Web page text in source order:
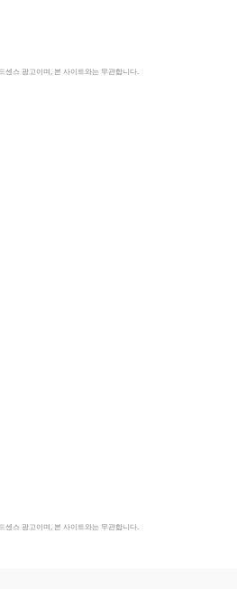
센스 광고이며, 본 사이트와는 무관합니다.
센스 광고이며, 본 사이트와는 무관합니다.